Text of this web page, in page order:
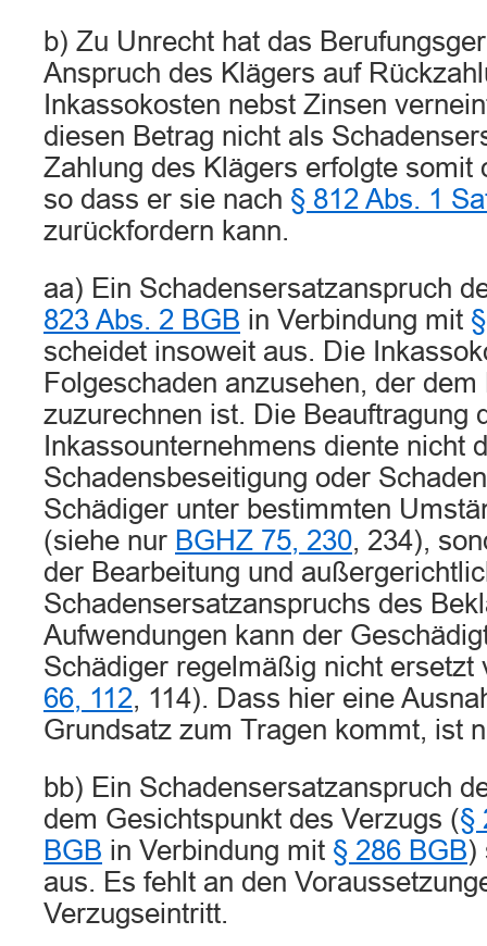
b) Zu Unrecht hat das
Anspruch des Klägers auf
Inkassokosten nebst Zinsen
diesen Betrag nicht als
Zahlung des Klägers erfolgte somit
so dass er sie nach § 812 Abs. 1
zurückfordern kann.
aa) Ein Schadensersatzanspruch
823 Abs. 2 BGB in Verbindung mit
scheidet insoweit aus. Die
Folgeschaden anzusehen, der
zuzurechnen ist. Die Beauftragung
Inkassounternehmens diente nicht
Schadensbeseitigung oder
Schädiger unter bestimmten
(siehe nur BGHZ 75, 230, 234),
der Bearbeitung und
Schadensersatzanspruchs des
Aufwendungen kann der
Schädiger regelmäßig nicht ersetzt
66, 112, 114). Dass hier eine
Grundsatz zum Tragen kommt, ist
bb) Ein Schadensersatzanspruch
dem Gesichtspunkt des Verzugs (§
BGB in Verbindung mit § 286 BGB)
aus. Es fehlt an den
Verzugseintritt.